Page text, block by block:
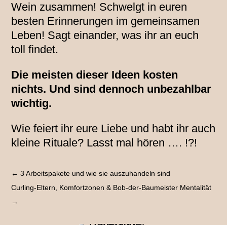
Wein zusammen! Schwelgt in euren
besten Erinnerungen im gemeinsamen
Leben! Sagt einander, was ihr an euch
toll findet.
Die meisten dieser Ideen kosten
nichts. Und sind dennoch unbezahlbar
wichtig.
Wie feiert ihr eure Liebe und habt ihr auch
kleine Rituale? Lasst mal hören …. !?!
←3 Arbeitspakete und wie sie auszuhandeln sind
Curling-Eltern, Komfortzonen & Bob-der-Baumeister Mentalität
→